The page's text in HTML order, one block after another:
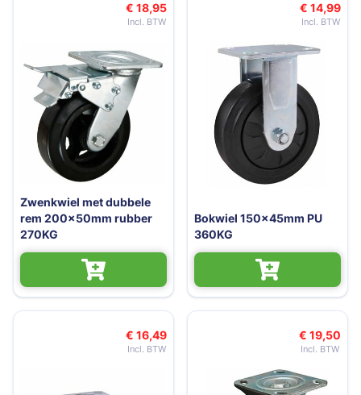
€ 18,95
Zwenkwiel met dubbele
rem 200x50mm rubber
270KG
€ 14,99
Bokwiel 150x45mm PU
360KG
€ 16,49 € 19,50